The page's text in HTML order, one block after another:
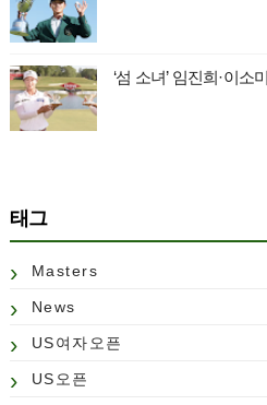
‘섬 소녀’ 임진희·이
태그
Masters
News
US여자오픈
US오픈